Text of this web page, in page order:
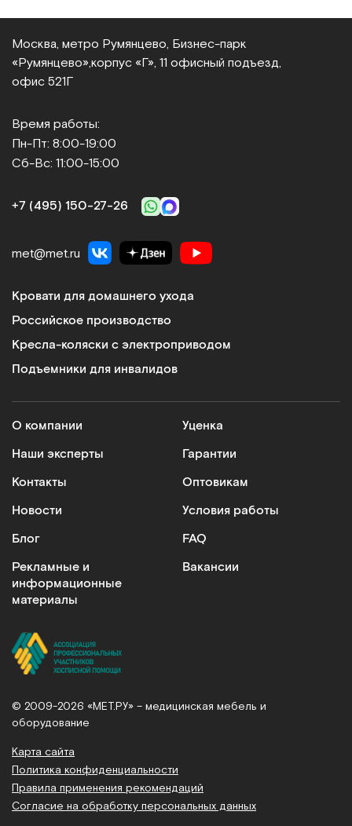
Москва, метро Румянцево, Бизнес‑парк
«Румянцево», корпус «Г», 11 офисный подъезд,
офис 521Г
Время работы:
Пн-Пт: 8:00-19:00
Сб-Вс: 11:00-15:00
+7 (495) 150‑27‑26
met@met.ru
Кровати для домашнего ухода
Российское производство
Кресла-коляски с электроприводом
Подъемники для инвалидов
О компании
Наши эксперты
Контакты
Новости
Блог
Рекламные и
информационные
материалы
Уценка
Гарантии
Оптовикам
Условия работы
FAQ
Вакансии
© 2009-2026 «МЕТ.РУ» – медицинская мебель и
оборудование
Карта сайта
Политика конфиденциальности
Правила применения рекомендаций
Согласие на обработку персональных данных